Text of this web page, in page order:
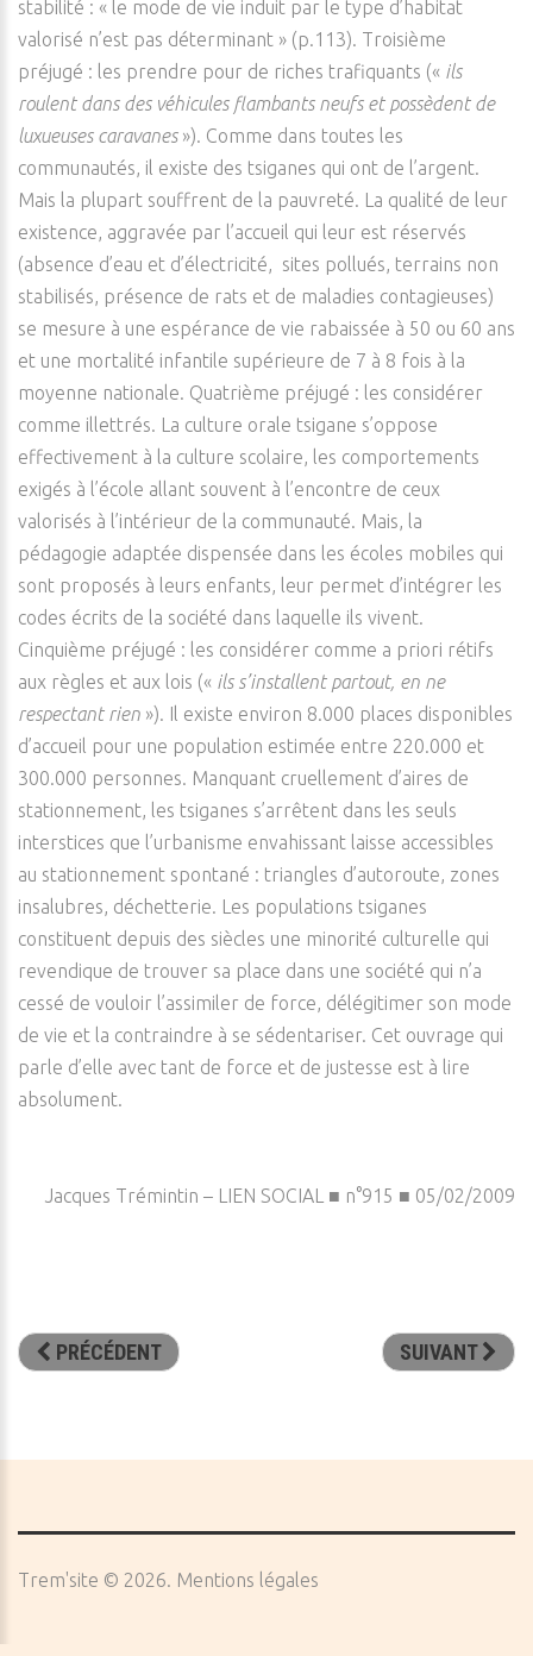
stabilité : « le mode de vie induit par le type d’habitat
valorisé n’est pas déterminant » (p.113). Troisième
préjugé : les prendre pour de riches trafiquants (« ils
roulent dans des véhicules flambants neufs et possèdent de
luxueuses caravanes»). Comme dans toutes les
communautés, il existe des tsiganes qui ont de l’argent.
Mais la plupart souffrent de la pauvreté. La qualité de leur
existence, aggravée par l’accueil qui leur est réservés
(absence d’eau et d’électricité, sites pollués, terrains non
stabilisés, présence de rats et de maladies contagieuses)
se mesure à une espérance de vie rabaissée à 50 ou 60 ans
et une mortalité infantile supérieure de 7 à 8 fois à la
moyenne nationale. Quatrième préjugé : les considérer
comme illettrés. La culture orale tsigane s’oppose
effectivement à la culture scolaire, les comportements
exigés à l’école allant souvent à l’encontre de ceux
valorisés à l’intérieur de la communauté. Mais, la
pédagogie adaptée dispensée dans les écoles mobiles qui
sont proposés à leurs enfants, leur permet d’intégrer les
codes écrits de la société dans laquelle ils vivent.
Cinquième préjugé : les considérer comme a priori rétifs
aux règles et aux lois (« ils s’installent partout, en ne
respectant rien »). Il existe environ 8.000 places disponibles
d’accueil pour une population estimée entre 220.000 et
300.000 personnes. Manquant cruellement d’aires de
stationnement, les tsiganes s’arrêtent dans les seuls
interstices que l’urbanisme envahissant laisse accessibles
au stationnement spontané : triangles d’autoroute, zones
insalubres, déchetterie. Les populations tsiganes
constituent depuis des siècles une minorité culturelle qui
revendique de trouver sa place dans une société qui n’a
cessé de vouloir l’assimiler de force, délégitimer son mode
de vie et la contraindre à se sédentariser. Cet ouvrage qui
parle d’elle avec tant de force et de justesse est à lire
absolument.
Jacques Trémintin – LIEN SOCIAL ■ n°915 ■ 05/02/2009
PRÉCÉDENT SUIVANT
Trem'site © 2026 Mentions légales